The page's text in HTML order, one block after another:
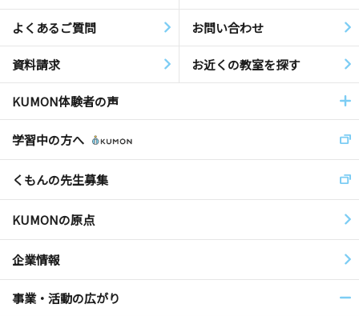
よくあるご質問 お問い合わせ
資料請求 お近くの教室を探す
KUMON体験者の声
学習中の方へ
くもんの先生募集
KUMONの原点
企業情報
事業・活動の広がり